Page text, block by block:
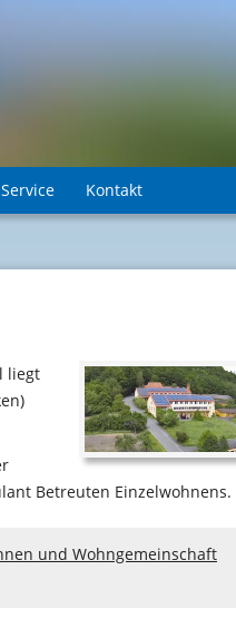
Service Kontakt
liegt
Betreuten Einzelwohnens.
und Wohngemeinschaft